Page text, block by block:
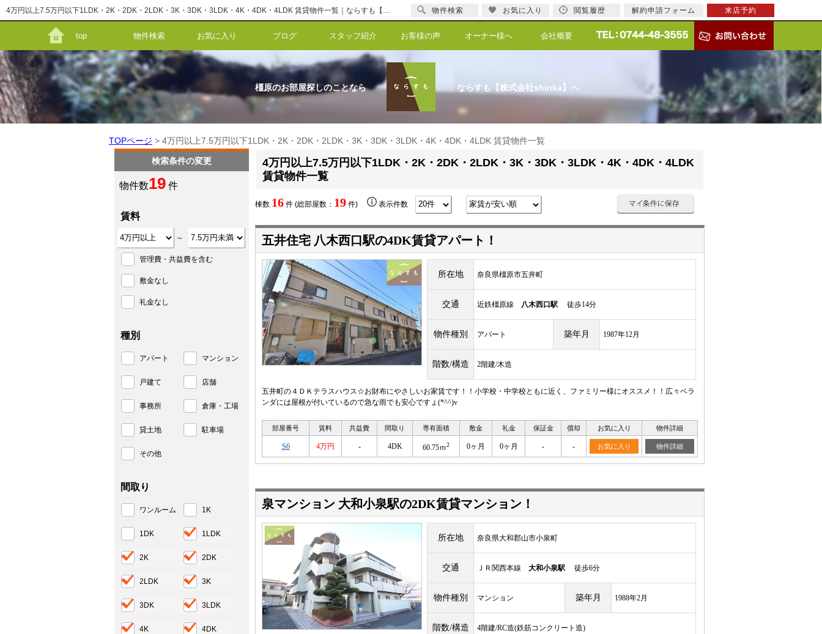
4万円以上7.5万円以下1LDK・2K・2DK・2LDK・3K・3DK・3LDK・4K・4DK・4LDK 賃貸物件一覧｜ならすも【株式会社shinka】
top 物件検索 お気に入り ブログ スタッフ紹介 お客様の声 オーナー様へ 会社概要
橿原のお部屋探しのことなら ならすも【株式会社shinka】へ
TOPページ > 4万円以上7.5万円以下1LDK・2K・2DK・2LDK・3K・3DK・3LDK・4K・4DK・4LDK 賃貸物件一覧
4万円以上7.5万円以下1LDK・2K・2DK・2LDK・3K・3DK・3LDK・4K・4DK・4LDK
賃貸物件一覧
棟数 16 件 (総部屋数： 19 件) 表示件数
五井住宅 八木西口駅の4DK賃貸アパート！
所在地 奈良県橿原市五井町
交通 近鉄橿原線 八木西口駅 徒歩14分
物件種別 アパート 築年月 1987年12月
階数/構造 2階建/木造
五井町の４ＤＫテラスハウス☆お財布にやさしいお家賃です！！小学校・中学校ともに近く、ファミリー様にオススメ！！広々ベラ
ンダには屋根が付いているので急な雨でも安心ですょ(*^^)v
部屋番号 賃料 共益費 間取り 専有面積 敷金 礼金 保証金 償却 お気に入り 物件詳細
S6 4万円 - 4DK 60.75ｍ2 0ヶ月 0ヶ月 - - お気に入り 物件詳細
泉マンション 大和小泉駅の2DK賃貸マンション！
所在地 奈良県大和郡山市小泉町
交通 ＪＲ関西本線 大和小泉駅 徒歩6分
物件種別 マンション 築年月 1988年2月
階数/構造 4階建/RC造(鉄筋コンクリート造)
検索条件の変更
物件数19 件
賃料
～
管理費・共益費を含む
敷金なし
礼金なし
種別
アパート マンション
戸建て 店舗
事務所 倉庫・工場
貸土地 駐車場
その他
間取り
ワンルーム 1K
1DK 1LDK
2K 2DK
2LDK 3K
3DK 3LDK
4K 4DK
物件検索 お気に入り 閲覧履歴 解約申請フォーム 来店予約